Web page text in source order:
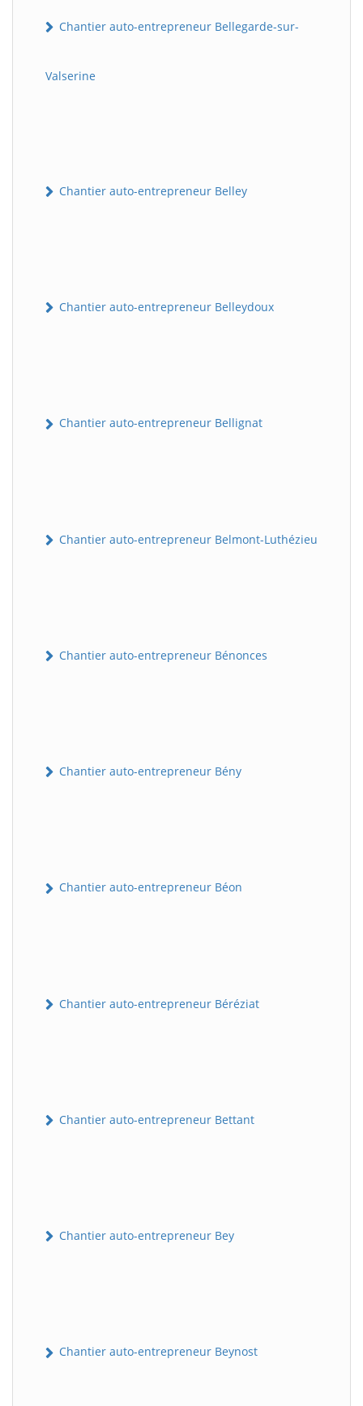
Chantier auto-entrepreneur Bellegarde-sur-
Valserine
Chantier auto-entrepreneur Belley
Chantier auto-entrepreneur Belleydoux
Chantier auto-entrepreneur Bellignat
Chantier auto-entrepreneur Belmont-Luthézieu
Chantier auto-entrepreneur Bénonces
Chantier auto-entrepreneur Bény
Chantier auto-entrepreneur Béon
Chantier auto-entrepreneur Béréziat
Chantier auto-entrepreneur Bettant
Chantier auto-entrepreneur Bey
Chantier auto-entrepreneur Beynost